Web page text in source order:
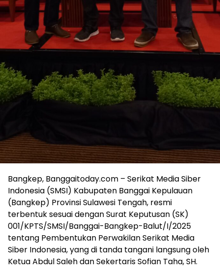
Bangkep, Banggaitoday.com – Serikat Media Siber
Indonesia (SMSI) Kabupaten Banggai Kepulauan
(Bangkep) Provinsi Sulawesi Tengah, resmi
terbentuk sesuai dengan Surat Keputusan (SK)
001/KPTS/SMSI/Banggai-Bangkep-Balut/I/2025
tentang Pembentukan Perwakilan Serikat Media
Siber Indonesia, yang di tanda tangani langsung oleh
Ketua Abdul Saleh dan Sekertaris Sofian Taha, SH.